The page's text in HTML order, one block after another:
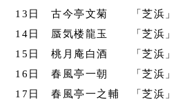
13日 古今亭文菊 「芝浜」
14日 蜃気楼龍玉 「芝浜」
15日 桃月庵白酒 「芝浜」
16日 春風亭一朝 「芝浜」
17日 春風亭一之輔 「芝浜」